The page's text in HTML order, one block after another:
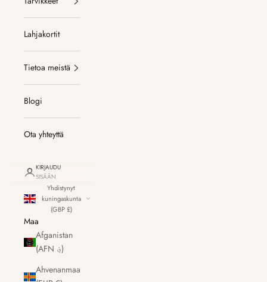
Lahjakortit
Tietoa meistä
Blogi
Ota yhteyttä
KIRJAUDU
SISÄÄN
Yhdistynyt
kuningaskunta
(GBP £)
Maa
Afganistan
(AFN ؋)
Ahvenanmaa